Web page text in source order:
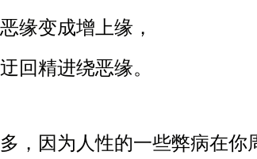
恶缘变成增上缘，
迂回精进绕恶缘。
，因为人性的一些弊病在